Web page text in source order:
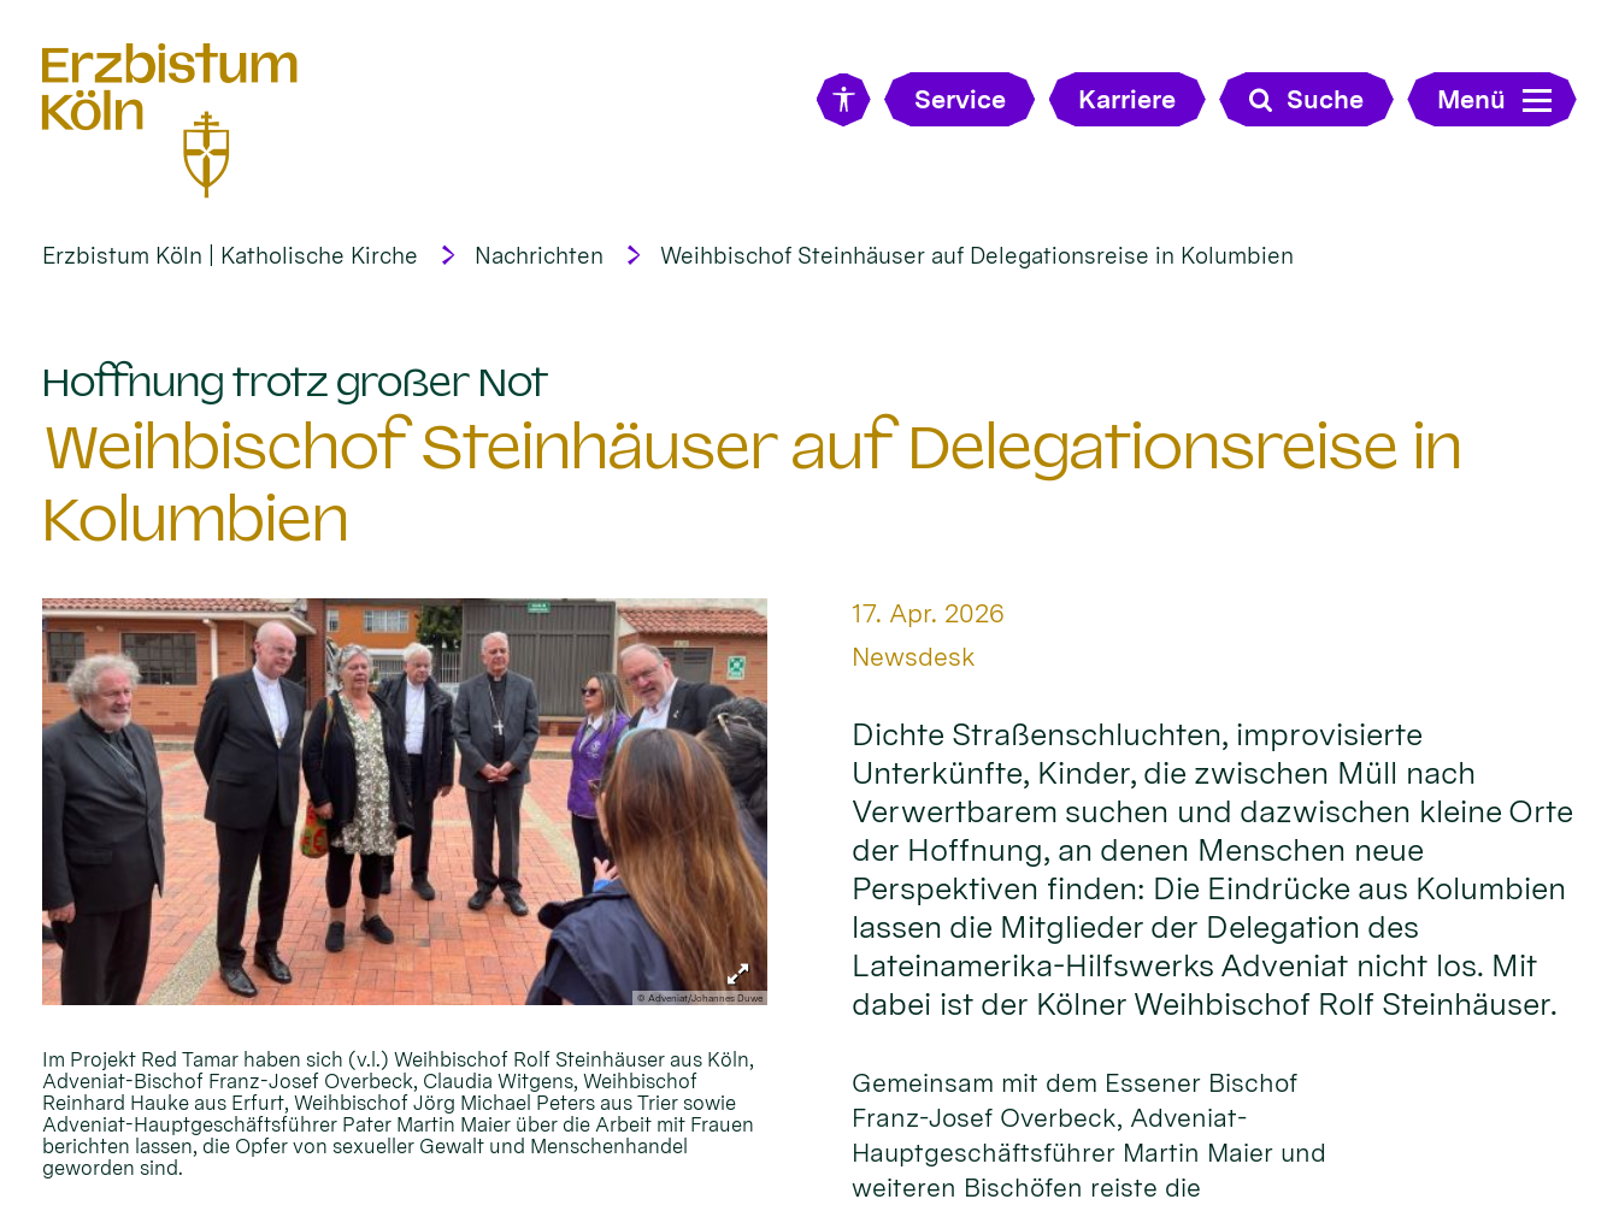
Service Karriere Suche Menü
Erzbistum Köln | Katholische Kirche Nachrichten Weihbischof Steinhäuser auf Delegationsreise in Kolumbien
Hoffnung trotz großer Not:
Weihbischof Steinhäuser auf Delegationsreise in
Kolumbien
© Adveniat/Johannes Duwe
Im Projekt Red Tamar haben sich (v.l.) Weihbischof Rolf Steinhäuser aus Köln,
Adveniat-Bischof Franz-Josef Overbeck, Claudia Witgens, Weihbischof
Reinhard Hauke aus Erfurt, Weihbischof Jörg Michael Peters aus Trier sowie
Adveniat-Hauptgeschäftsführer Pater Martin Maier über die Arbeit mit Frauen
berichten lassen, die Opfer von sexueller Gewalt und Menschenhandel
geworden sind.
Datum:
17. Apr. 2026
Von:
Newsdesk
Dichte Straßenschluchten, improvisierte
Unterkünfte, Kinder, die zwischen Müll nach
Verwertbarem suchen und dazwischen kleine Orte
der Hoffnung, an denen Menschen neue
Perspektiven finden: Die Eindrücke aus Kolumbien
lassen die Mitglieder der Delegation des
Lateinamerika-Hilfswerks Adveniat nicht los. Mit
dabei ist der Kölner Weihbischof Rolf Steinhäuser.
Gemeinsam mit dem Essener Bischof
Franz-Josef Overbeck, Adveniat-
Hauptgeschäftsführer Martin Maier und
weiteren Bischöfen reiste die